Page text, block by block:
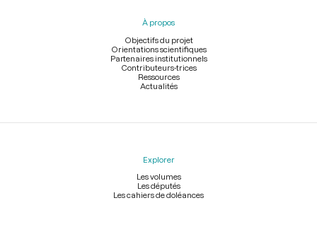
À propos
Objectifs du projet
Orientations scientifiques
Partenaires institutionnels
Contributeurs-trices
Ressources
Actualités
Explorer
Les volumes
Les députés
Les cahiers de doléances